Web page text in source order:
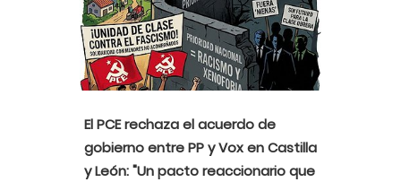
El PCE rechaza el acuerdo de
gobierno entre PP y Vox en Castilla
y León: "Un pacto reaccionario que